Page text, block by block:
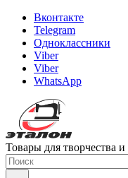
Вконтакте
Telegram
Одноклассники
Viber
Viber
WhatsApp
Товары для творчества и